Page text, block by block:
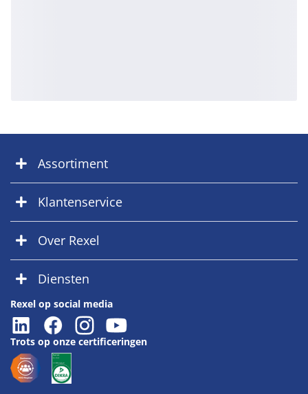
Assortiment
Klantenservice
Over Rexel
Diensten
Rexel op social media
Trots op onze certificeringen